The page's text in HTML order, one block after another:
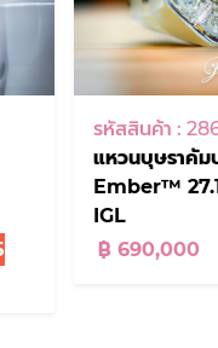
รหัสสินค้า :
แหวนบุษราคัม
Ember™
IGL
฿ 690,000